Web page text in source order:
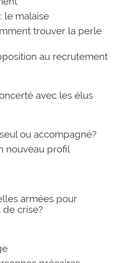
le malaise
trouver la perle
au recrutement
avec les élus
ou accompagné?
nouveau profil
armées pour
de crise?